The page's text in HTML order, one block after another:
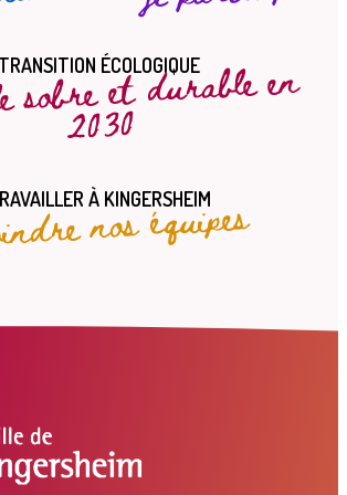
TRANSITION ÉCOLOGIQUE
sobre et durable en
2030
À KINGERSHEIM
nos équipes